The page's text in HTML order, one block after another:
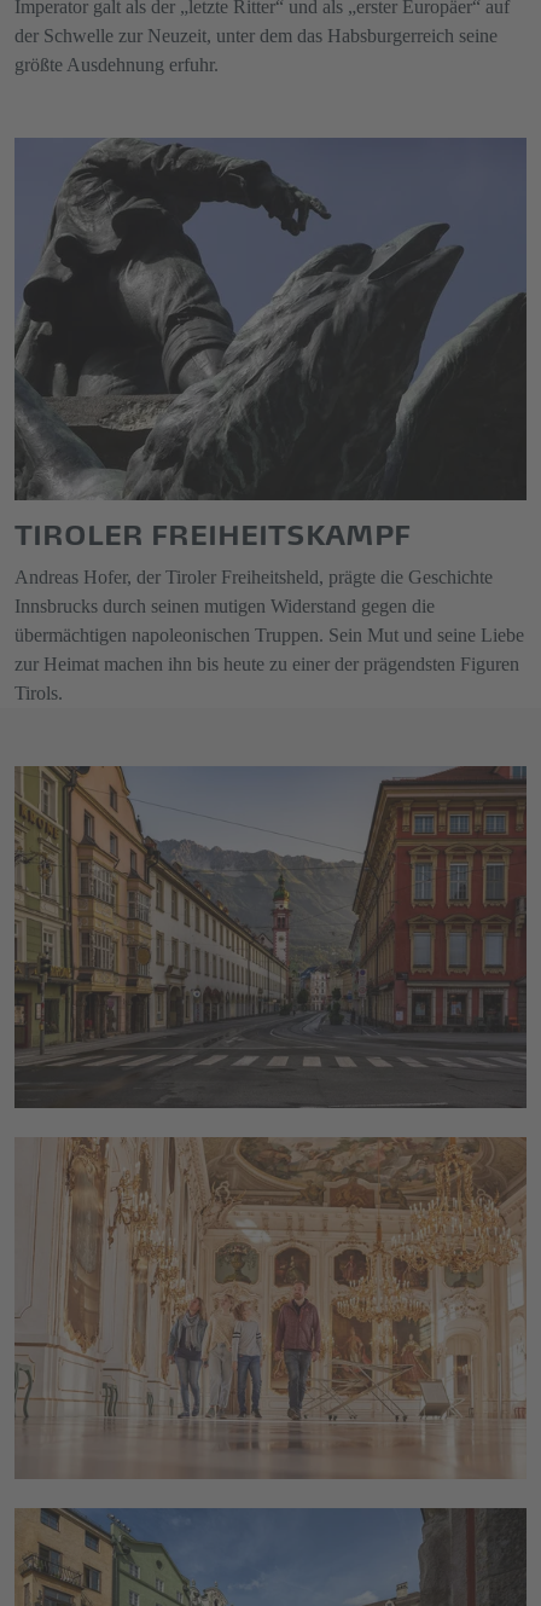
Imperator galt als der „letzte Ritter“ und als „erster Europäer“ auf
der Schwelle zur Neuzeit, unter dem das Habsburgerreich seine
größte Ausdehnung erfuhr.
TIROLER FREIHEITSKAMPF
Andreas Hofer, der Tiroler Freiheitsheld, prägte die Geschichte
Innsbrucks durch seinen mutigen Widerstand gegen die
übermächtigen napoleonischen Truppen. Sein Mut und seine Liebe
zur Heimat machen ihn bis heute zu einer der prägendsten Figuren
Tirols.